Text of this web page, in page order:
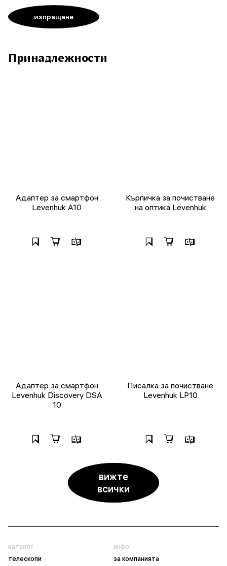
Принадлежности
Адаптер за смартфон
Levenhuk A10
Кърпичка за почистване
на оптика Levenhuk
Адаптер за смартфон
Levenhuk Discovery DSA
10
Писалка за почистване
Levenhuk LP10
вижте
всички
каталог
телескопи
инфо
за компанията